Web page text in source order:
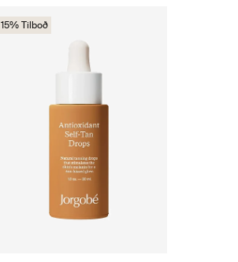
15% Tilboð